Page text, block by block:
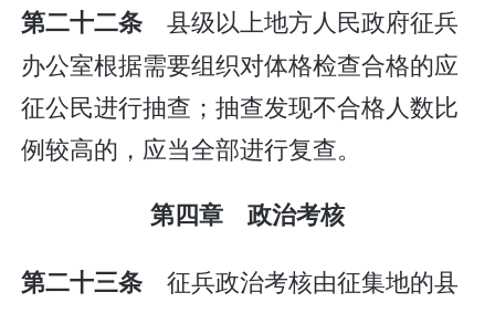
第二十二条 县级以上地方人民政府征兵
办公室根据需要组织对体格检查合格的应
征公民进行抽查；抽查发现不合格人数比
例较高的，应当全部进行复查。
第四章 政治考核
第二十三条 征兵政治考核由征集地的县